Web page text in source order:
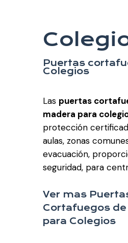
Puertas
Colegios
Las puertas
madera para
protección
aulas, zonas
evacuación,
seguridad, para
Ver mas
Cortafuegos
para Colegios